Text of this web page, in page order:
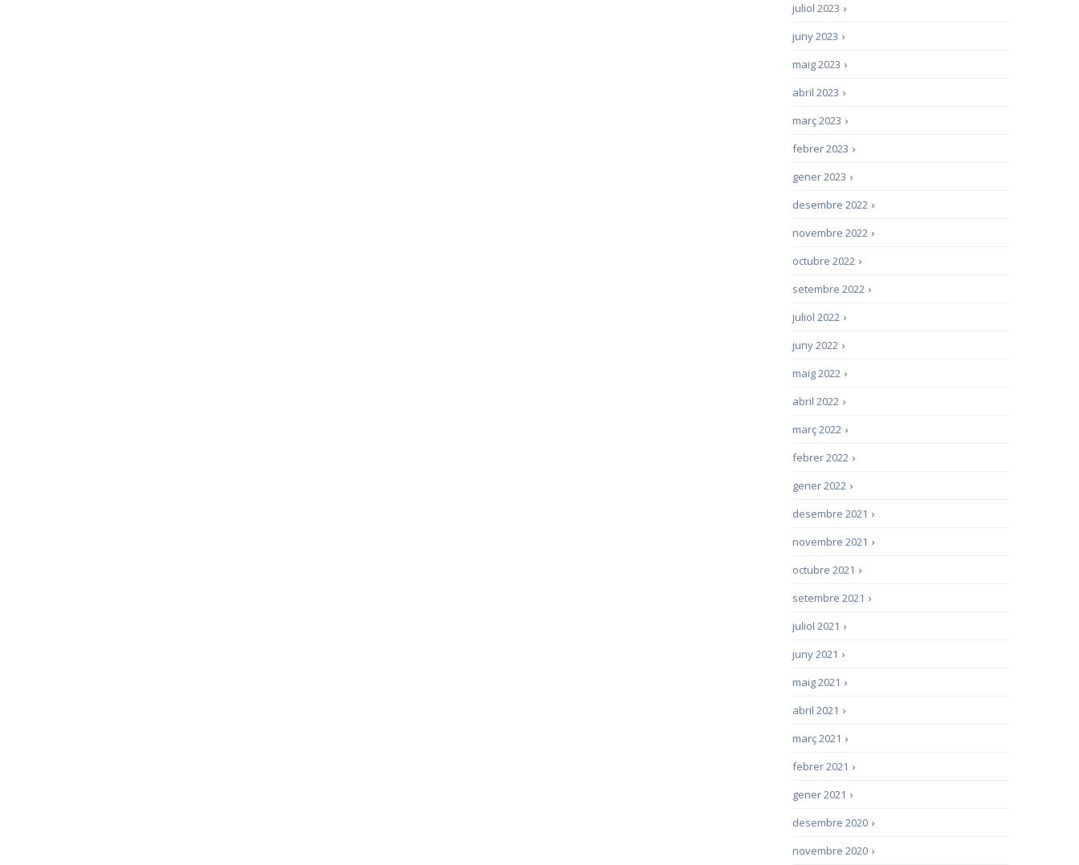
›
juliol 2023
›
juny 2023
›
maig 2023
›
abril 2023
›
març 2023
›
febrer 2023
›
gener 2023
›
desembre 2022
›
novembre 2022
›
octubre 2022
›
setembre 2022
›
juliol 2022
›
juny 2022
›
maig 2022
›
abril 2022
›
març 2022
›
febrer 2022
›
gener 2022
›
desembre 2021
›
novembre 2021
›
octubre 2021
›
setembre 2021
›
juliol 2021
›
juny 2021
›
maig 2021
›
abril 2021
›
març 2021
›
febrer 2021
›
gener 2021
›
desembre 2020
›
novembre 2020